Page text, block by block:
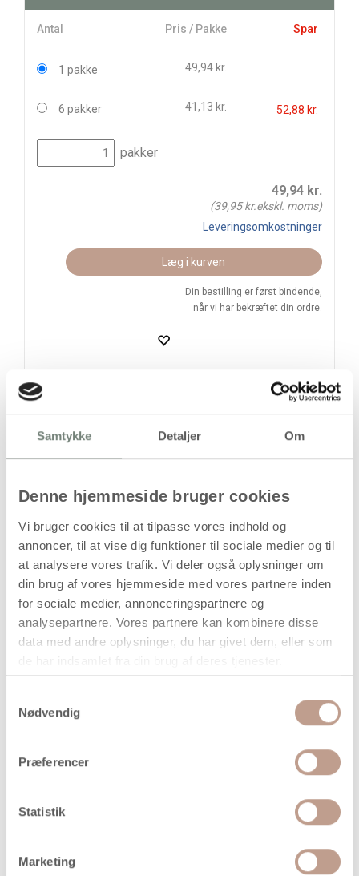
Samtykke Detaljer Om
Denne hjemmeside bruger cookies
Vi bruger cookies til at tilpasse vores indhold og
annoncer, til at vise dig funktioner til sociale medier og til
at analysere vores trafik. Vi deler også oplysninger om
din brug af vores hjemmeside med vores partnere inden
for sociale medier, annonceringspartnere og
analysepartnere. Vores partnere kan kombinere disse
data med andre oplysninger, du har givet dem, eller som
Nødvendig
Præferencer
Statistik
Marketing
Antal Pris / Pakke Spar
1 pakke 49,94 kr.
6 pakker 41,13 kr. 52,88 kr.
pakker
49,94 kr.
(39,95kr.ekskl. moms)
Leveringsomkostninger
Læg i kurven
Din bestilling er først bindende,
når vi har bekræftet din ordre.
På lager
Levering: 1-3 hverdage
Glatte servietringe i træ til borddækning
og kreative projekter
Disse servietringe er fremstillet i træ i et enkelt, glat design
uden udskæringer. Ringene egner sig til både klassisk
borddækning og kreative hobbyprojekter, hvor de kan
dekoreres med maling, bejdse eller andre
temaer og sæsonudsmykninger. Pakken indeholder seks
servietringe, der kan bruges samlet til bordopdækning eller
Produktbetegnelse: Servietring
Overflade: Glat